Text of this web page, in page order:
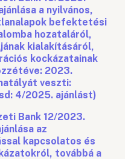
a nyilvános,
befektetési
hozataláról,
kialakításáról,
kockázatainak
2023.
veszti:
4/2025. ajánlást)
Bank 12/2023.
az
kapcsolatos és
továbbá a